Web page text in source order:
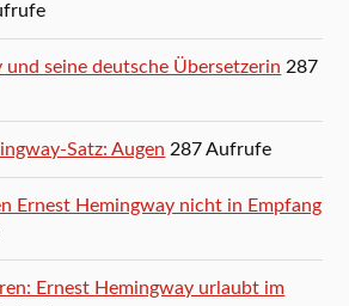
und seine deutsche Übersetzerin 287
Satz: Augen 287 Aufrufe
Ernest Hemingway nicht in Empfang
Ernest Hemingway urlaubt im